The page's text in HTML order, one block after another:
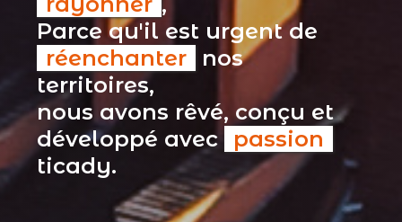
Parce qu'il est urgent de
réenchanter
nos
territoires,
nous avons rêvé, conçu et
développé avec passion
ticady.